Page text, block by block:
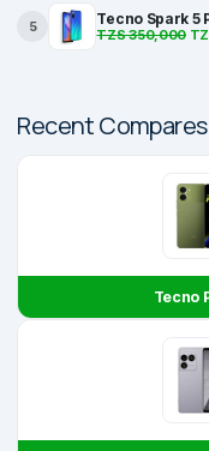
5 Tecno Spark 5
TZS 350,000
Recent Compares
Tecno